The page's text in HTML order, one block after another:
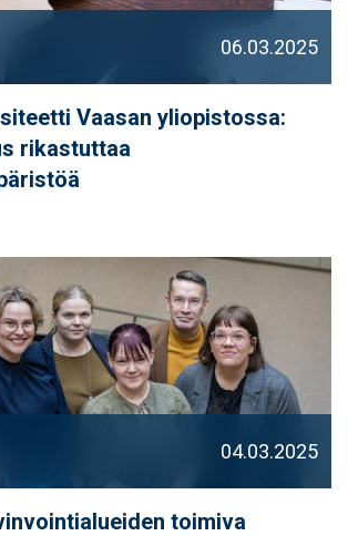
06.03.2025
Vaasan yliopistossa:
rikastuttaa
04.03.2025
toimiva